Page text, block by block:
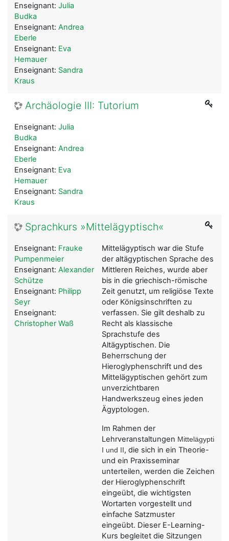
Enseignant: Julia
Budka
Enseignant: Andrea
Eberle
Enseignant: Eva
Hemauer
Enseignant: Sandra
Kraus
Archäologie III: Tutorium
Enseignant: Julia
Budka
Enseignant: Andrea
Eberle
Enseignant: Eva
Hemauer
Enseignant: Sandra
Kraus
Sprachkurs »Mittelägyptisch«
Mittelägyptisch war die Stufe
der altägyptischen Sprache des
Mittleren Reiches, wurde aber
bis in die griechisch-römische
Zeit genutzt, um religiöse Texte
oder Königsinschriften zu
verfassen. Sie gilt deshalb zu
Recht als klassische
Sprachstufe des
Altägyptischen. Die
Beherrschung der
Hieroglyphenschrift und des
Mittelägyptischen gehört zum
unverzichtbaren
Handwerkszeug eines jeden
Ägyptologen.
Im Rahmen der
Lehrveranstaltungen Mittelägyptisch
I und II, die sich in ein Theorie-
und ein Praxisseminar
unterteilen, werden die Zeichen
der Hieroglyphenschrift
eingeübt, die wichtigsten
Wortarten vorgestellt und
einfache Satzmuster
eingeübt. Dieser E-Learning-
Kurs begleitet die Sitzungen
Enseignant: Frauke
Pumpenmeier
Enseignant: Alexander
Schütze
Enseignant: Philipp
Seyr
Enseignant:
Christopher Waß